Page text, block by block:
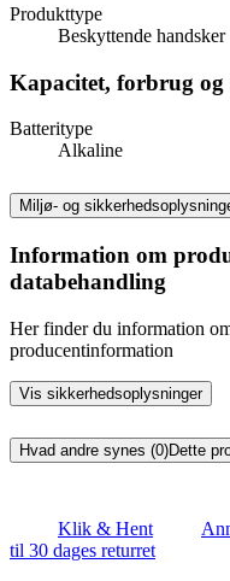
Produkttype
Beskyttende handsker
Kapacitet, forbrug og
Batteritype
Alkaline
Miljø- og
Information om
databehandling
Her finder du information
producentinformation
Vis sikkerhedsoplysninger
Hvad andre synes (0)Dette
Klik & Hent
til 30 dages returret